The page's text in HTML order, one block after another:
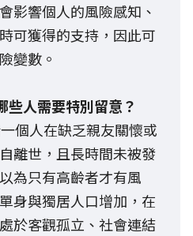
影響個人的風險感知、
可獲得的支持，因此可
變數。
些人需要特別留意？
個人在缺乏親友關懷或
離世，且長時間未被發
為只有高齡者才有風
身與獨居人口增加，在
於客觀孤立、社會連結